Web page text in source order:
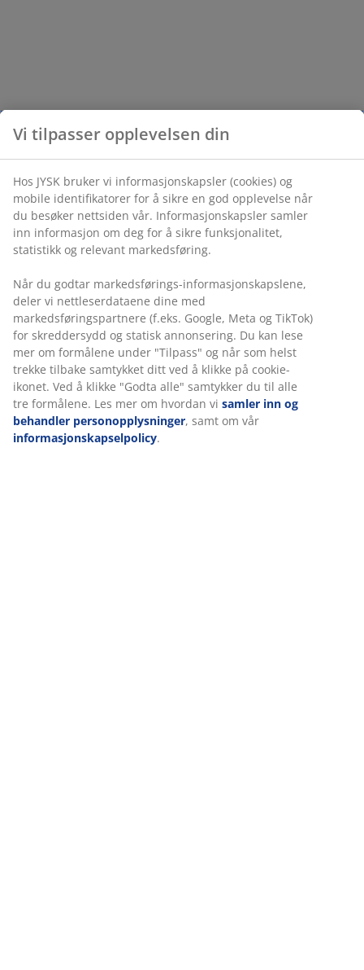
Vi tilpasser opplevelsen din
Hos JYSK bruker vi informasjonskapsler (cookies) og
mobile identifikatorer for å sikre en god opplevelse når
du besøker nettsiden vår. Informasjonskapsler samler
inn informasjon om deg for å sikre funksjonalitet,
statistikk og relevant markedsføring.
Når du godtar markedsførings-informasjonskapslene,
deler vi nettleserdataene dine med
markedsføringspartnere (f.eks. Google, Meta og TikTok)
for skreddersydd og statisk annonsering. Du kan lese
mer om formålene under "Tilpass" og når som helst
trekke tilbake samtykket ditt ved å klikke på cookie-
ikonet. Ved å klikke "Godta alle" samtykker du til alle
tre formålene. Les mer om hvordan vi samler inn og
behandler personopplysninger, samt om vår
informasjonskapselpolicy.